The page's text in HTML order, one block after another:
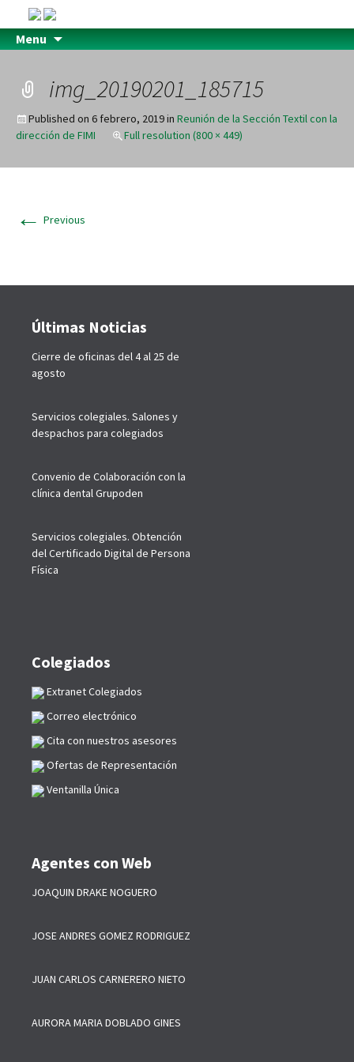
Menu
img_20190201_185715
Published on 6 febrero, 2019in Reunión de la Sección Textil con la
dirección de FIMI
Full resolution (800 × 449)
← Previous
Últimas Noticias
Cierre de oficinas del 4 al 25 de
agosto
Servicios colegiales. Salones y
despachos para colegiados
Convenio de Colaboración con la
clínica dental Grupoden
Servicios colegiales. Obtención
del Certificado Digital de Persona
Física
Colegiados
Extranet Colegiados
Correo electrónico
Cita con nuestros asesores
Ofertas de Representación
Ventanilla Única
Agentes con Web
JOAQUIN DRAKE NOGUERO
JOSE ANDRES GOMEZ RODRIGUEZ
JUAN CARLOS CARNERERO NIETO
AURORA MARIA DOBLADO GINES